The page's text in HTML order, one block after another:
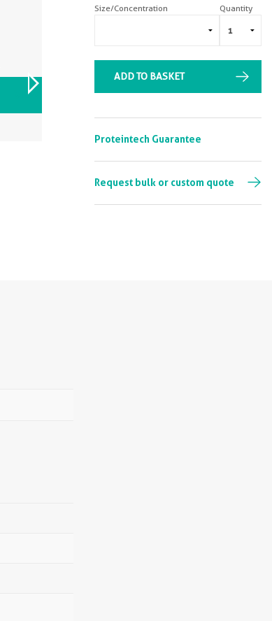
VIEW ALL IMAGES (3)
Size/Concentration Quantity
ADD TO BASKET
Proteintech Guarantee
Request bulk or custom quote